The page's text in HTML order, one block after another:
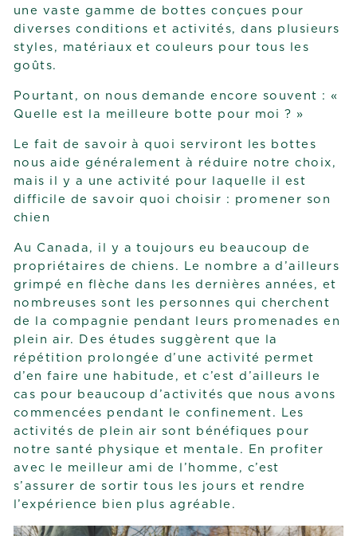
une vaste gamme de bottes conçues pour
diverses conditions et activités, dans plusieurs
styles, matériaux et couleurs pour tous les
goûts.
Pourtant, on nous demande encore souvent : «
Quelle est la meilleure botte pour moi ? »
Le fait de savoir à quoi serviront les bottes
nous aide généralement à réduire notre choix,
mais il y a une activité pour laquelle il est
difficile de savoir quoi choisir : promener son
chien
Au Canada, il y a toujours eu beaucoup de
propriétaires de chiens. Le nombre a d’ailleurs
grimpé en flèche dans les dernières années, et
nombreuses sont les personnes qui cherchent
de la compagnie pendant leurs promenades en
plein air. Des études suggèrent que la
répétition prolongée d’une activité permet
d’en faire une habitude, et c’est d’ailleurs le
cas pour beaucoup d’activités que nous avons
commencées pendant le confinement. Les
activités de plein air sont bénéfiques pour
notre santé physique et mentale. En profiter
avec le meilleur ami de l’homme, c’est
s’assurer de sortir tous les jours et rendre
l’expérience bien plus agréable.